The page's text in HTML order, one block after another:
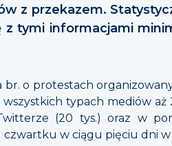
z przekazem.
z tymi informacjami
br. o protestach
typach mediów
(20 tys.) oraz w
czwartku w ciągu pięciu dni